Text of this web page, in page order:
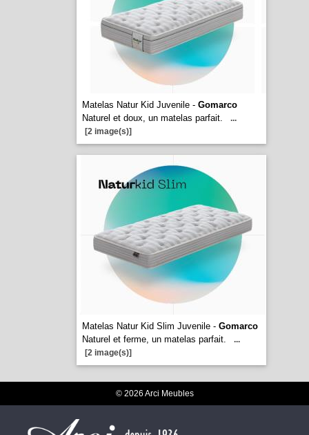
Matelas Natur Kid Juvenile - Gomarco
Naturel et doux, un matelas parfait.
...
[2 image(s)]
Matelas Natur Kid Slim Juvenile - Gomarco
Naturel et ferme, un matelas parfait.
...
[2 image(s)]
© 2026 Arci Meubles